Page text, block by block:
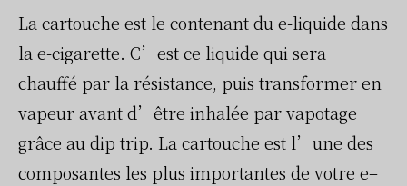
La cartouche est le contenant du e-liquide dans
la e-cigarette. C’est ce liquide qui sera
chauffé par la résistance, puis transformer en
vapeur avant d’être inhalée par vapotage
grâce au dip trip. La cartouche est l’une des
composantes les plus importantes de votre e–